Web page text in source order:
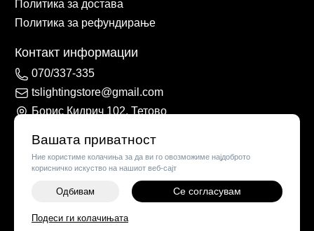
Вашата приватност
Ние користиме колачиња за да ви го овозможиме најдоброто
корисничко искуство на нашиот веб-сајт
Одбивам Се согласувам
Подеси ги колачињата
Политика за достава
Политика за рефундирање
Контакт информации
070/337-335
tslightingstore@gmail.com
Борис Кидрич 102, Тетово
©2026